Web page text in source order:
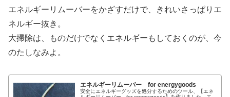
エネルギーリムーバーをかざすだけで、きれいさっぱりエ
ネルギー抜き。
大掃除は、ものだけでなくエネルギーもしておくのが、今
のたしなみよ。
エネルギーリムーバー for energygoods
安全にエネルギーグッズを処分するためのツール、【エネ